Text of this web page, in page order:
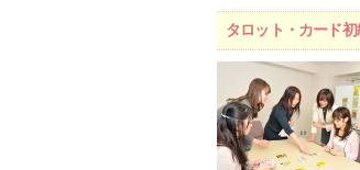
タロット・カード